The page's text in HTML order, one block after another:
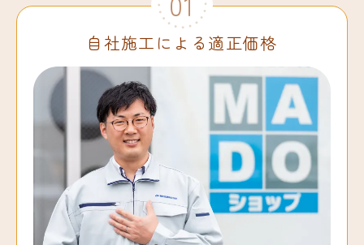
自社施工による適正価格